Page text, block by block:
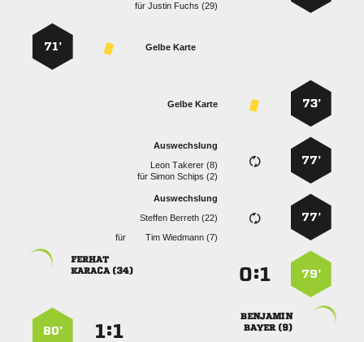
für  
Gelbe Karte
71’
73’
Gelbe Karte
77’
Auswechslung
  
für  
77’
Auswechslung
  
für
  
79’
:

 

 
:
80’